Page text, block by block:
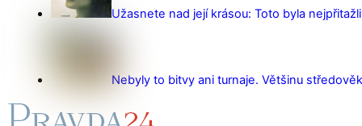
Užasnete nad její krásou: Toto byla
Nebyly to bitvy ani turnaje. Většinu